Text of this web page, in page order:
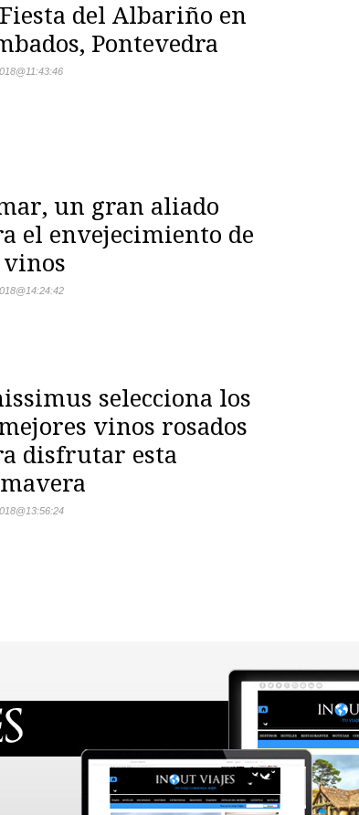
del Albariño en
Pontevedra
@11:43:46
un gran aliado
el envejecimiento de
vinos
@14:24:42
selecciona los
vinos rosados
disfrutar esta
@13:56:24